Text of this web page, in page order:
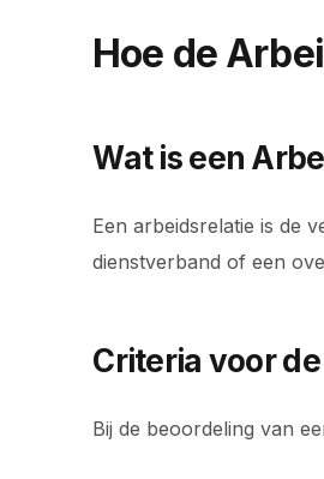
Hoe de
Wat is een
Een arbeidsrelatie is de
dienstverband of een
Criteria voor
Bij de beoordeling van